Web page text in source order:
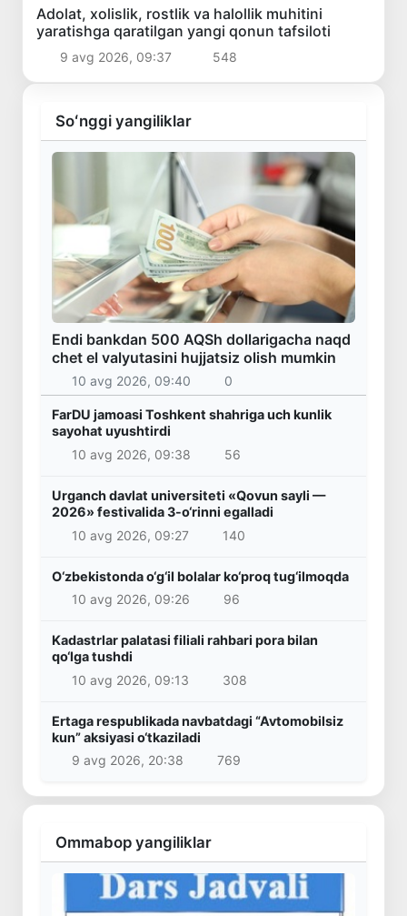
Adolat, xolislik, rostlik va halollik muhitini
yaratishga qaratilgan yangi qonun tafsiloti
9 avg 2026, 09:37 548
Soʻnggi yangiliklar
Endi bankdan 500 AQSh dollarigacha naqd
chet el valyutasini hujjatsiz olish mumkin
10 avg 2026, 09:40 0
FarDU jamoasi Toshkent shahriga uch kunlik
sayohat uyushtirdi
10 avg 2026, 09:38
56
Urganch davlat universiteti «Qovun sayli —
2026» festivalida 3-o‘rinni egalladi
10 avg 2026, 09:27
140
O‘zbekistonda o‘g‘il bolalar ko‘proq tug‘ilmoqda
10 avg 2026, 09:26
96
Kadastrlar palatasi filiali rahbari pora bilan
qo‘lga tushdi
10 avg 2026, 09:13
308
Ertaga respublikada navbatdagi “Avtomobilsiz
kun” aksiyasi o‘tkaziladi
9 avg 2026, 20:38
769
Ommabop yangiliklar